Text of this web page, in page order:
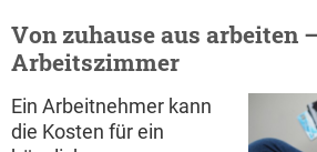
Von zuhause aus arbeiten
Arbeitszimmer
Ein Arbeitnehmer kann
die Kosten für ein